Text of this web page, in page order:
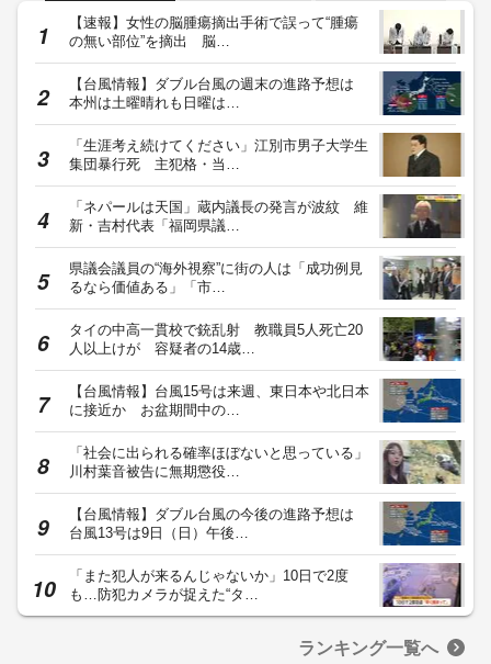
【速報】女性の脳腫瘍摘出手術で誤って“腫瘍
の無い部位”を摘出 脳…
【台風情報】ダブル台風の週末の進路予想は
本州は土曜晴れも日曜は…
「生涯考え続けてください」江別市男子大学生
集団暴行死 主犯格・当…
「ネパールは天国」蔵内議長の発言が波紋 維
新・吉村代表「福岡県議…
県議会議員の“海外視察”に街の人は「成功例見
るなら価値ある」「市…
タイの中高一貫校で銃乱射 教職員5人死亡20
人以上けが 容疑者の14歳…
【台風情報】台風15号は来週、東日本や北日本
に接近か お盆期間中の…
「社会に出られる確率ほぼないと思っている」
川村葉音被告に無期懲役…
【台風情報】ダブル台風の今後の進路予想は
台風13号は9日（日）午後…
「また犯人が来るんじゃないか」10日で2度
も…防犯カメラが捉えた“タ…
ランキング一覧へ